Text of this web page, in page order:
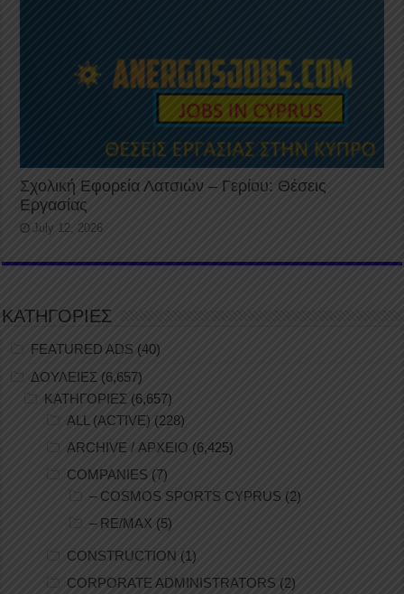
Σχολική Εφορεία Λατσιών – Γερίου: Θέσεις
Εργασίας
July 12, 2026
ΚΑΤΗΓΟΡΙΕΣ
FEATURED ADS (40)
ΔΟΥΛΕΙΕΣ (6,657)
ΚΑΤΗΓΟΡΙΕΣ (6,657)
ALL (ACTIVE) (228)
ARCHIVE / ΑΡΧΕΙΟ (6,425)
COMPANIES (7)
– COSMOS SPORTS CYPRUS (2)
– RE/MAX (5)
CONSTRUCTION (1)
CORPORATE ADMINISTRATORS (2)